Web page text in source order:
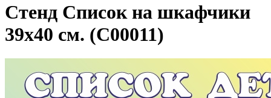
Стенд Список на шкафчики
39х40 см. (С00011)